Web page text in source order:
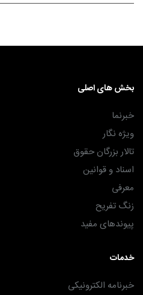
بخش های اصلی
خبرنما
ویژه نگار
تالار بزرگان حقوق
اسناد و قوانین
معرفی
زنگ تفریح
پیوندهای مفید
خدمات
خبرنامه الکترونیکی